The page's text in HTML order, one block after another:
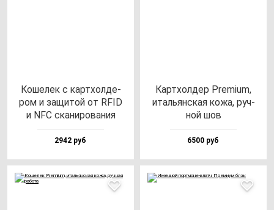
Коше­лек с кар­тхол­де­
ром и за­щи­той от RFID
и NFC ска­ни­ро­ва­ния
2942 руб
Кар­тхол­дер Pre­mi­um,
италь­ян­ская ко­жа, руч­
ной шов
6500 руб